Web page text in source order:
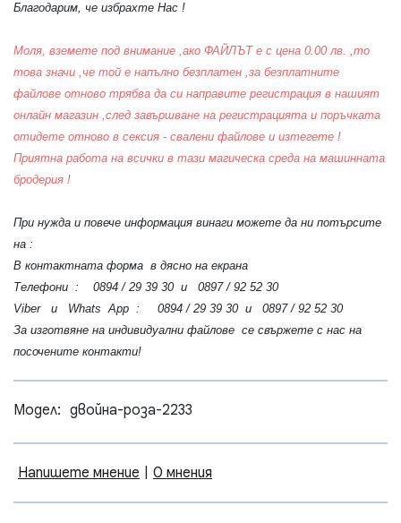
Благодарим, че избрахте Нас !
Моля, вземете под внимание ,ако ФАЙЛЪТ е с цена 0.00 лв. ,то
това значи ,че той е напълно безплатен ,за безплатните
файлове отново трябва да си направите регистрация в нашият
онлайн магазин ,след завършване на регистрацията и поръчката
отидете отново в сексия - свалени файлове и изтегете !
Приятна работа на всички в тази магическа среда на машинната
бродерия !
При нужда и повече информация винаги можете да ни потърсите
на :
В контактната форма в дясно на екрана
Телефони : 0894 / 29 39 30 и 0897 / 92 52 30
Viber и Whats App : 0894 / 29 39 30 и 0897 / 92 52 30
За изготвяне на индивидуални файлове се свържете с нас на
посочените контакти!
Модел: двойна-роза-2233
Напишете мнение 0 мнения